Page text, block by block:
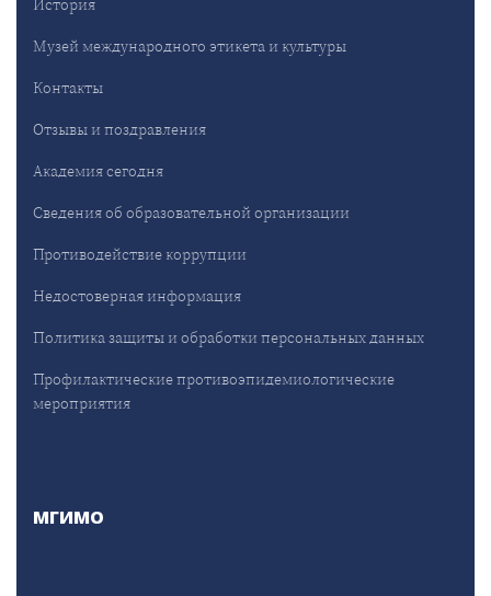
История
Музей международного этикета и культуры
Контакты
Отзывы и поздравления
Академия сегодня
Сведения об образовательной организации
Противодействие коррупции
Недостоверная информация
Политика защиты и обработки персональных данных
Профилактические противоэпидемиологические
мероприятия
МГИМО